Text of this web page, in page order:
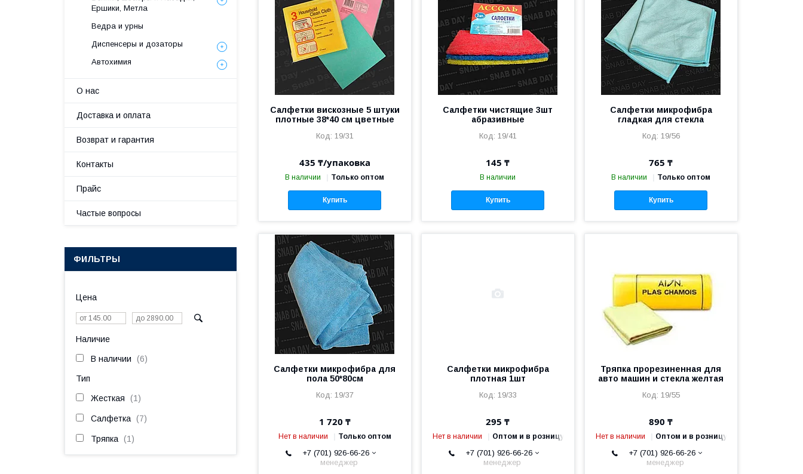
Салфетки вискозные 5 штуки
плотные 38*40 см цветные
19/31
435 ₸/упаковка
В наличии Только оптом
Купить
Салфетки чистящие 3шт
абразивные
19/41
145 ₸
В наличии
Купить
Салфетки микрофибра
гладкая для стекла
19/56
765 ₸
В наличии Только оптом
Купить
Салфетки микрофибра для
пола 50*80см
19/37
1 720 ₸
Нет в наличии Только оптом
+7 (701) 926-66-26
менеджер
Салфетки микрофибра
плотная 1шт
19/33
295 ₸
Нет в наличии Оптом и в розницу
+7 (701) 926-66-26
менеджер
Тряпка прорезиненная для
авто машин и стекла желтая
19/55
890 ₸
Нет в наличии Оптом и в розницу
+7 (701) 926-66-26
менеджер
Ершики, Метла
Ведра и урны
Диспенсеры и дозаторы
Автохимия
О нас
Доставка и оплата
Возврат и гарантия
Контакты
Прайс
Частые вопросы
ФИЛЬТРЫ
Цена
Наличие
В наличии 6
Тип
Жесткая 1
Салфетка 7
Тряпка 1